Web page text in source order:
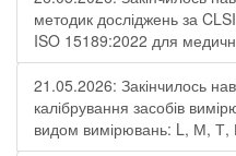
методик досліджень за
ISO 15189:2022 для
21.05.2026: Закінчилось
калібрування засобів
видом вимірювань: L, М,